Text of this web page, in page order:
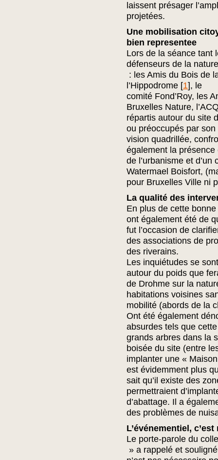
laissent présager
projetées.
Une mobilisation
bien representee
Lors de la séance tant
défenseurs de la
: les Amis du Bois de
l’Hippodrome [1], le
comité Fond’Roy, les
Bruxelles Nature,
répartis autour du site
ou préoccupés par
vision quadrillée,
également la présence
de l’urbanisme et
Watermael Boisfort,
pour Bruxelles Ville ni
La qualité des
En plus de cette
ont également été de
fut l’occasion de
des associations de
des riverains.
Les inquiétudes se
autour du poids que
de Drohme sur la
habitations voisines
mobilité (abords de la
Ont été également
absurdes tels que
grands arbres dans la
boisée du site (entre
implanter une «
est évidemment plus
sait qu’il existe des
permettraient
d’abattage. Il a
des problèmes de
L’événementiel, c’est
Le porte-parole du
» a rappelé et